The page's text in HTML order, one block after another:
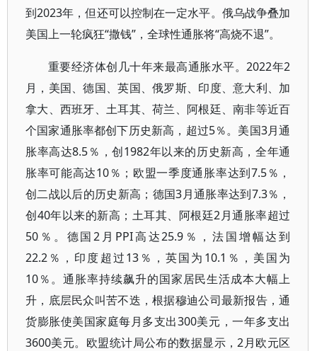
到2023年，但还可以控制在一定水平。俄乌战争叠加
美国上一轮疯狂“撒钱”，全球性通胀将“高烧不退”。
重要经济体创几十年来最高通胀水平。2022年2
月，美国、德国、英国、俄罗斯、印度、意大利、加
拿大、西班牙、土耳其、荷兰、阿根廷、南非等近百
个国家通胀率都创下历史新高，超过5％。美国3月通
胀率高达8.5％，创1982年以来的历史新高，全年通
胀率可能高达10％；欧盟一季度通胀率达到7.5％，
创二战以后的历史新高；德国3月通胀率达到7.3％，
创40年以来的新高；土耳其、阿根廷2月通胀率超过
50％。德国2月PPI高达25.9％，法国增幅达到
22.2％，印度超过13％，英国为10.1％，美国为
10％。通胀率持续飙升的国家居民生活成本大幅上
升，底层民众叫苦不迭，根据穆迪公司最新报告，通
货膨胀使美国家庭每月多支出300美元，一年多支出
3600美元。欧盟统计局公布的数据显示，2月欧元区